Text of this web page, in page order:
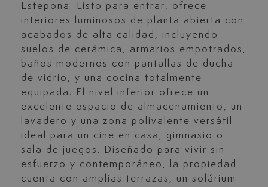
Estepona. Listo para entrar, ofrece
interiores luminosos de planta abierta con
acabados de alta calidad, incluyendo
suelos de cerámica, armarios empotrados,
baños modernos con pantallas de ducha
de vidrio, y una cocina totalmente
equipada. El nivel inferior ofrece un
excelente espacio de almacenamiento, un
lavadero y una zona polivalente versátil
ideal para un cine en casa, gimnasio o
sala de juegos. Diseñado para vivir sin
esfuerzo y contemporáneo, la propiedad
cuenta con amplias terrazas, un solárium